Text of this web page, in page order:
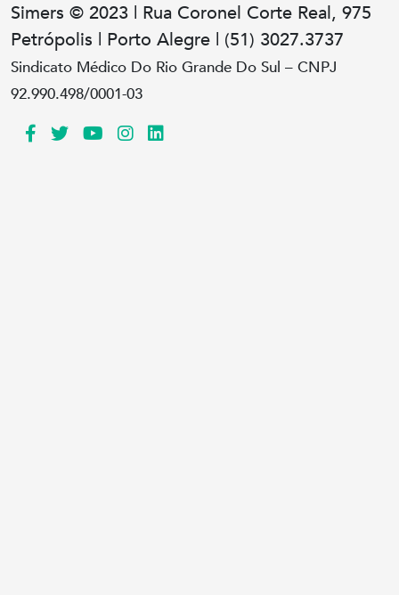
Simers © 2023 | Rua Coronel Corte Real, 975
Petrópolis | Porto Alegre | (51) 3027.3737
Sindicato Médico Do Rio Grande Do Sul – CNPJ
92.990.498/0001-03